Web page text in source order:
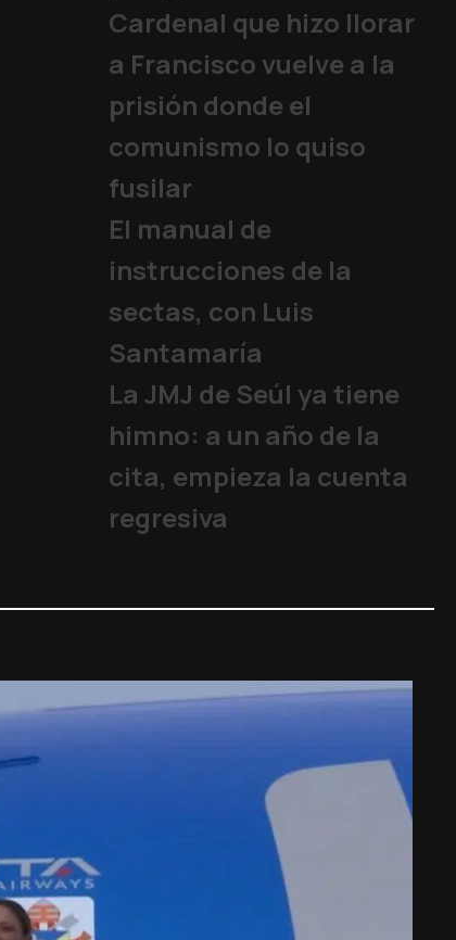
Papa | 06/08/2026
Cardenal que hizo llorar
a Francisco vuelve a la
prisión donde el
comunismo lo quiso
fusilar
El manual de
instrucciones de la
sectas, con Luis
Santamaría
La JMJ de Seúl ya tiene
himno: a un año de la
cita, empieza la cuenta
regresiva